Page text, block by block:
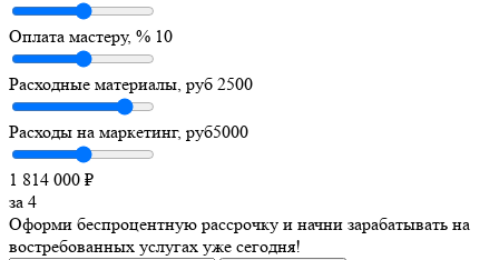
Оплата мастеру, % 10
Расходные материалы, руб 2500
Расходы на маркетинг, руб5000
1 814 000 ₽
за 4
Оформи беспроцентную рассрочку и начни зарабатывать на
востребованных услугах уже сегодня!